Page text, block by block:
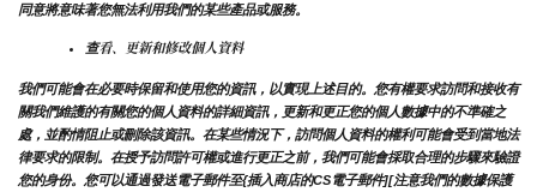
同意將意味著您無法利用我們的某些產品或服務。
查看、更新和修改個人資料
我們可能會在必要時保留和使用您的資訊，以實現上述目的。您有權要求訪問和接收有
關我們維護的有關您的個人資料的詳細資訊，更新和更正您的個人數據中的不準確之
處，並酌情阻止或刪除該資訊。在某些情況下，訪問個人資料的權利可能會受到當地法
律要求的限制。在授予訪問許可權或進行更正之前，我們可能會採取合理的步驟來驗證
您的身份。您可以通過發送電子郵件至{插入商店的CS電子郵件][注意我們的數據保護